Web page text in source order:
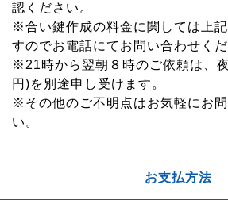
認ください。
※合い鍵作成の料金に関しては上
すのでお電話にてお問い合わせくだ
※21時から翌朝８時のご依頼は、
円)を別途申し受けます。
※その他のご不明点はお気軽にお
い。
お支払方法